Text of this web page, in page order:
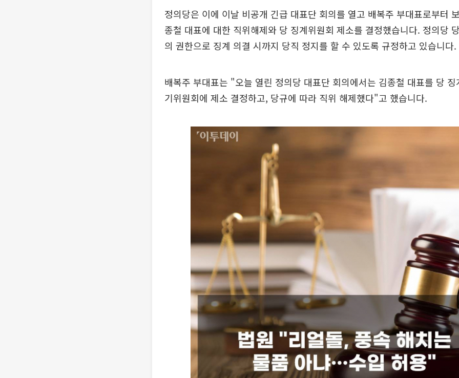
정의당은 이에 이날 비공개 긴급 대표단 회의를 열고 배복주 부대표로부터
종철 대표에 대한 직위해제와 당 징계위원회 제소를 결정했습니다. 정의당
의 권한으로 징계 의결 시까지 당직 정지를 할 수 있도록 규정하고 있습니다.
배복주 부대표는 "오늘 열린 정의당 대표단 회의에서는 김종철 대표를 당
기위원회에 제소 결정하고, 당규에 따라 직위 해제했다"고 했습니다.